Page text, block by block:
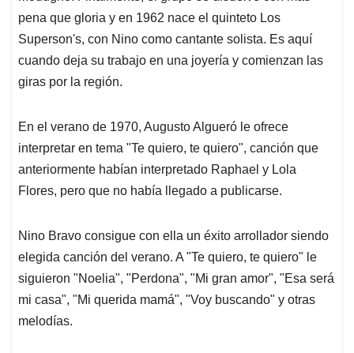
pena que gloria y en 1962 nace el quinteto Los
Superson's, con Nino como cantante solista. Es aquí
cuando deja su trabajo en una joyería y comienzan las
giras por la región.
En el verano de 1970, Augusto Algueró le ofrece
interpretar en tema "Te quiero, te quiero", canción que
anteriormente habían interpretado Raphael y Lola
Flores, pero que no había llegado a publicarse.
Nino Bravo consigue con ella un éxito arrollador siendo
elegida canción del verano. A "Te quiero, te quiero" le
siguieron "Noelia", "Perdona", "Mi gran amor", "Esa será
mi casa", "Mi querida mamá", "Voy buscando" y otras
melodías.